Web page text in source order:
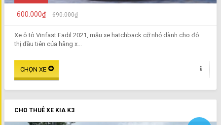
600.000₫ 690.000₫
Xe ô tô Vinfast Fadil 2021, mẫu xe hatchback cỡ nhỏ dành cho đô
thị đầu tiên của hãng x...
CHO THUÊ XE KIA K3